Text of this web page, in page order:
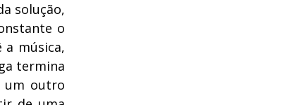
solução,
o
música,
termina
um outro